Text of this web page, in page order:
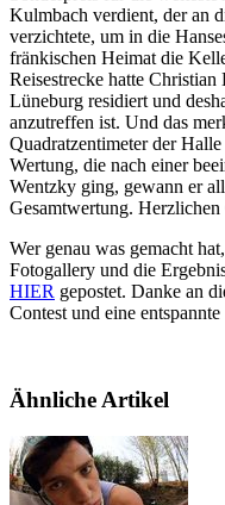
Kulmbach verdient, der an
verzichtete, um in die
fränkischen Heimat die
Reisestrecke hatte
Lüneburg residiert und
anzutreffen ist. Und das
Quadratzentimeter der
Wertung, die nach einer
Wentzky ging, gewann er
Gesamtwertung.
Wer genau was gemacht
Fotogallery und die
HIER gepostet. Danke an
Contest und eine
Ähnliche Artikel